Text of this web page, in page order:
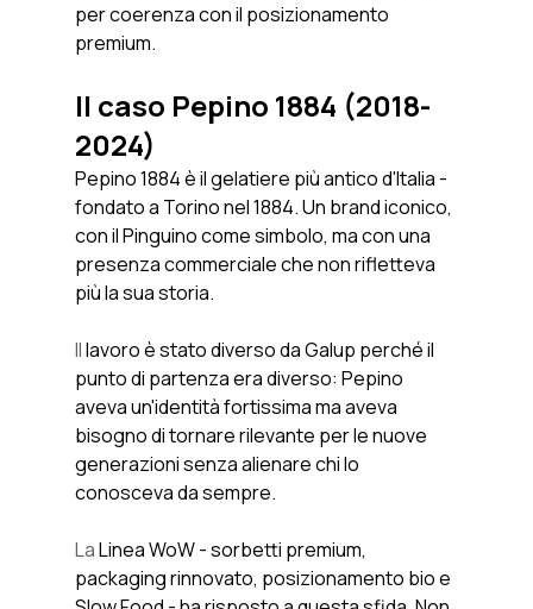
per coerenza con il posizionamento
premium.
Il caso Pepino 1884 (2018-
2024)
Pepino 1884 è il gelatiere più antico d'Italia -
fondato a Torino nel 1884. Un brand iconico,
con il Pinguino come simbolo, ma con una
presenza commerciale che non rifletteva
più la sua storia.
Il lavoro è stato diverso da Galup perché il
punto di partenza era diverso: Pepino
aveva un'identità fortissima ma aveva
bisogno di tornare rilevante per le nuove
generazioni senza alienare chi lo
conosceva da sempre.
La Linea WoW - sorbetti premium,
packaging rinnovato, posizionamento bio e